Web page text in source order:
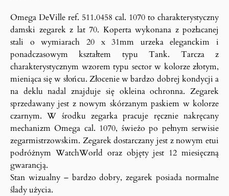
Omega DeVille ref. 511.0458 cal. 1070 to charakterystyczny
damski zegarek z lat 70. Koperta wykonana z pozłacanej
stali o wymiarach 20 x 31mm urzeka eleganckim i
ponadczasowym kształtem typu Tank. Tarcza z
charakterystycznym wzorem typu sector w kolorze złotym,
mieniąca się w słońcu. Złocenie w bardzo dobrej kondycji a
na deklu nadal znajduje się okleina ochronna. Zegarek
sprzedawany jest z nowym skórzanym paskiem w kolorze
czarnym. W środku zegarka pracuje ręcznie nakręcany
mechanizm Omega cal. 1070, świeżo po pełnym serwisie
zegarmistrzowskim. Zegarek dostarczany jest z nowym etui
podróżnym WatchWorld oraz objęty jest 12 miesięczną
gwarancją.
Stan wizualny – bardzo dobry, zegarek posiada normalne
ślady użycia.